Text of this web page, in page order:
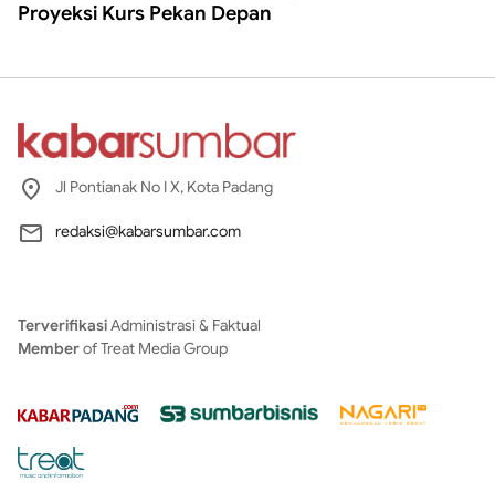
Proyeksi Kurs Pekan Depan
Jl Pontianak No I X, Kota Padang
redaksi@kabarsumbar.com
TerverifikasiAdministrasi & Faktual
Memberof Treat Media Group